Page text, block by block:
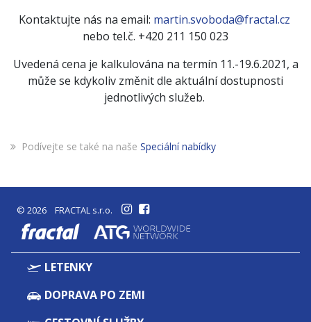
Kontaktujte nás na email: martin.svoboda@fractal.cz
nebo tel.č. +420 211 150 023
Uvedená cena je kalkulována na termín 11.-19.6.2021, a
může se kdykoliv změnit dle aktuální dostupnosti
jednotlivých služeb.
Podívejte se také na naše Speciální nabídky
© 2026 FRACTAL s.r.o.
fractal
LETENKY
DOPRAVA PO ZEMI